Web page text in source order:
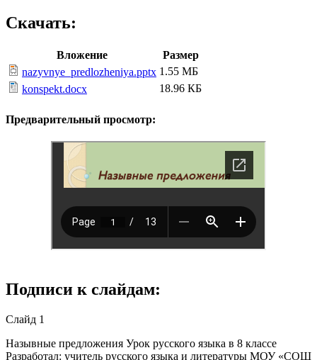
Скачать:
Вложение
Размер
nazyvnye_predlozheniya.pptx 1.55 МБ
konspekt.docx
18.96 КБ
Предварительный просмотр:
Подписи к слайдам:
Слайд 1
Назывные предложения Урок русского языка в 8 классе
Разработал: учитель русского языка и литературы МОУ «СОШ